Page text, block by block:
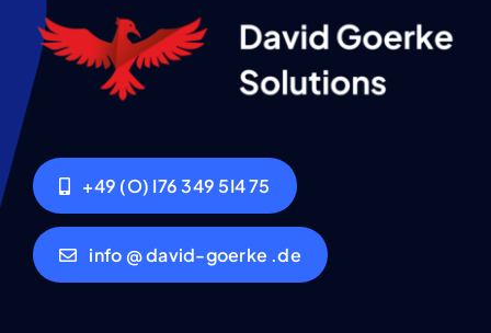
+49 (O) I76 349 5I4 75
info @ david-goerke .de